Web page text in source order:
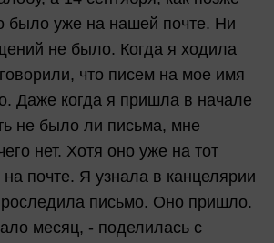
было уже на нашей почте. Ни
не было. Когда я ходила
что писем на мое имя
Даже когда я пришла в начале
не было ли письма, мне
нет. Хотя оно уже на тот
почте. Я узнала в канцелярии
письмо. Оно пришло.
месяц, - поделилась с